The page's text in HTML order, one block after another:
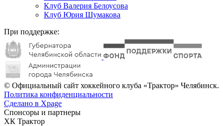
Клуб Валерия Белоусова
Клуб Юрия Шумакова
При поддержке:
© Официальный сайт хоккейного клуба «Трактор» Челябинск.
Политика конфиденциальности
Сделано в Xpage
Спонсоры и партнеры
ХК Трактор